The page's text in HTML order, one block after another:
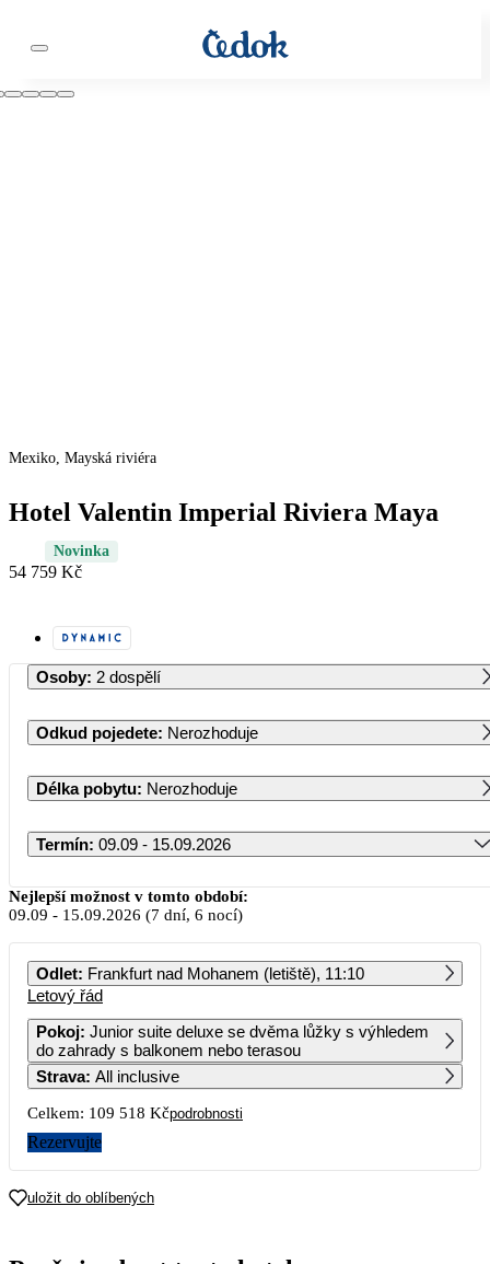
Mexiko, Mayská riviéra
Hotel Valentin Imperial Riviera Maya
Novinka
54 759 Kč
Osoby: 2 dospělí
Odkud pojedete: Nerozhoduje
Délka pobytu: Nerozhoduje
Termín: 09.09 - 15.09.2026
Září 2026
PO ÚT ST ČT PÁ SO NE
75 439 55 869 64 999 75 699 65 989 63 189
7
63 169
8
63 349
9 10 11 12 13
62 069
14
60 529
15 16
21
54 759
22
64 209
23 24 25 26 27
Nejlepší možnost v tomto období:
09.09 - 15.09.2026 (7 dní, 6 nocí)
Odlet: Frankfurt nad Mohanem (letiště), 11:10
Letový řád
Pokoj: Junior suite deluxe se dvěma lůžky s výhledem
do zahrady s balkonem nebo terasou
Strava: All inclusive
Celkem: 109 518 Kčpodrobnosti
Rezervujte
uložit do oblíbených